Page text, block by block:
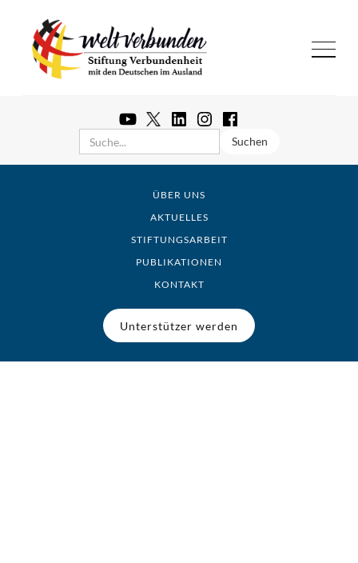
ÜBER UNS
AKTUELLES
STIFTUNGSARBEIT
PUBLIKATIONEN
KONTAKT
Unterstützer werden